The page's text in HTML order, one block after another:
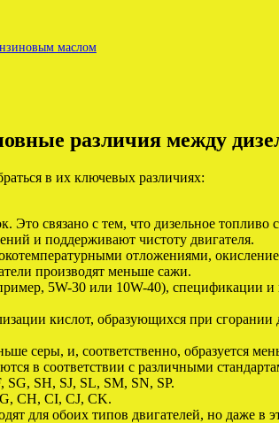
маслом
различия между
в их ключевых различиях:
связано с тем, что дизельное топливо
и поддерживают чистоту двигателя.
отложениями,
производят меньше сажи.
5W-30 или 10W-40), спецификации и
кислот, образующихся при
серы, и, соответственно, образуется
в соответствии с различными
SH, SJ, SL, SM, SN, SP.
CH, CI, CJ, CK.
для обоих типов двигателей, но даже в